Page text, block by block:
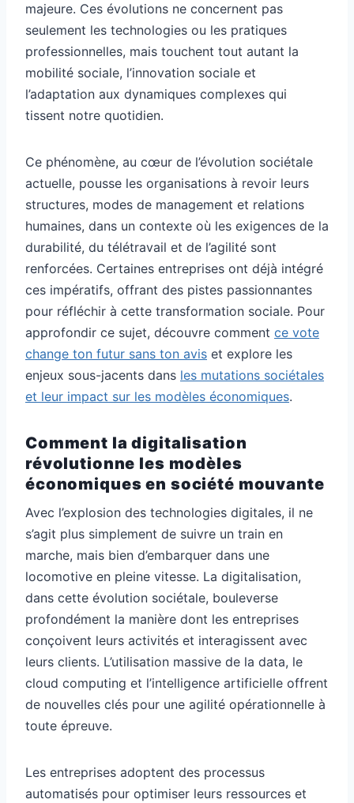
majeure. Ces évolutions ne concernent pas
seulement les technologies ou les pratiques
professionnelles, mais touchent tout autant la
mobilité sociale, l’innovation sociale et
l’adaptation aux dynamiques complexes qui
tissent notre quotidien.
Ce phénomène, au cœur de l’évolution sociétale
actuelle, pousse les organisations à revoir leurs
structures, modes de management et relations
humaines, dans un contexte où les exigences de la
durabilité, du télétravail et de l’agilité sont
renforcées. Certaines entreprises ont déjà intégré
ces impératifs, offrant des pistes passionnantes
pour réfléchir à cette transformation sociale. Pour
approfondir ce sujet, découvre comment ce vote
change ton futur sans ton avis et explore les
enjeux sous-jacents dans les mutations sociétales
et leur impact sur les modèles économiques.
Comment la digitalisation
révolutionne les modèles
économiques en société mouvante
Avec l’explosion des technologies digitales, il ne
s’agit plus simplement de suivre un train en
marche, mais bien d’embarquer dans une
locomotive en pleine vitesse. La digitalisation,
dans cette évolution sociétale, bouleverse
profondément la manière dont les entreprises
conçoivent leurs activités et interagissent avec
leurs clients. L’utilisation massive de la data, le
cloud computing et l’intelligence artificielle offrent
de nouvelles clés pour une agilité opérationnelle à
toute épreuve.
Les entreprises adoptent des processus
automatisés pour optimiser leurs ressources et